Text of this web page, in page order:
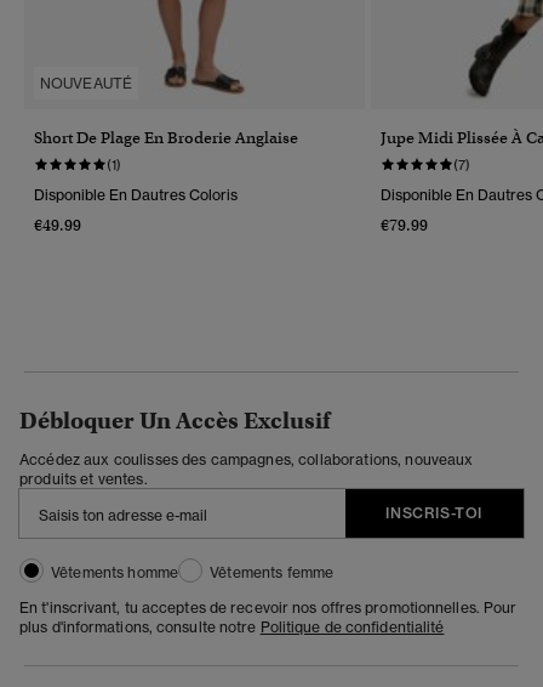
NOUVEAUTÉ
Short De Plage En Broderie Anglaise
(1)
Disponible En Dautres Coloris
€49.99
Jupe Midi Plissée À
(7)
Disponible En Dautres
€79.99
Débloquer Un Accès Exclusif
Accédez aux coulisses des campagnes, collaborations, nouveaux
produits et ventes.
INSCRIS-TOI
Vêtements homme
Vêtements femme
En t'inscrivant, tu acceptes de recevoir nos offres promotionnelles. Pour
plus d'informations, consulte notre Politique de confidentialité